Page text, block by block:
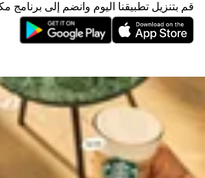
قم بتنزيل تطبيقنا اليوم وانضم إلى